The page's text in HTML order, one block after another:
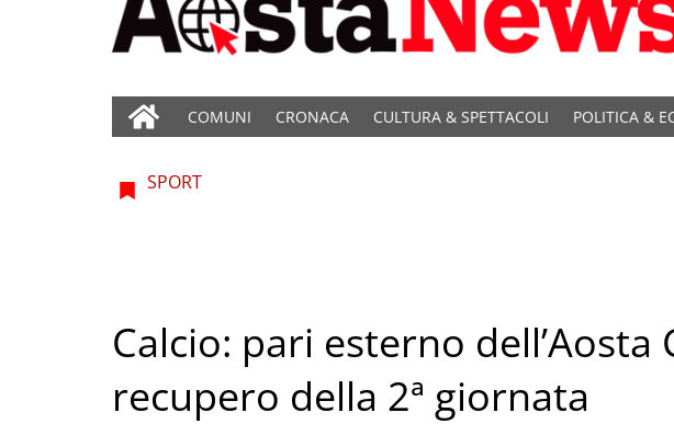
COMUNI CRONACA CULTURA & SPETTACOLI POLITICA &
SPORT
Calcio: pari esterno dell’Aosta
recupero della 2ª giornata